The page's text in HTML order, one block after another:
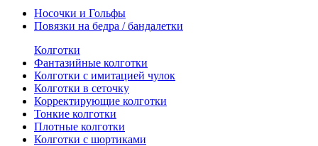
Носочки и Гольфы
Повязки на бедра / бандалетки
Колготки
Фантазийные колготки
Колготки с имитацией чулок
Колготки в сеточку
Корректирующие колготки
Тонкие колготки
Плотные колготки
Колготки с шортиками